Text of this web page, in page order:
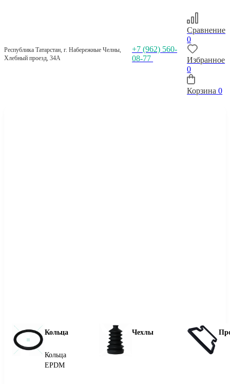
Республика Татарстан, г. Набережные Челны,
Хлебный проезд, 34А
+7 (962) 560-
08-77
Сравнение
0
Избранное
0
Корзина 0
Кольца
Кольца
EPDM
Чехлы